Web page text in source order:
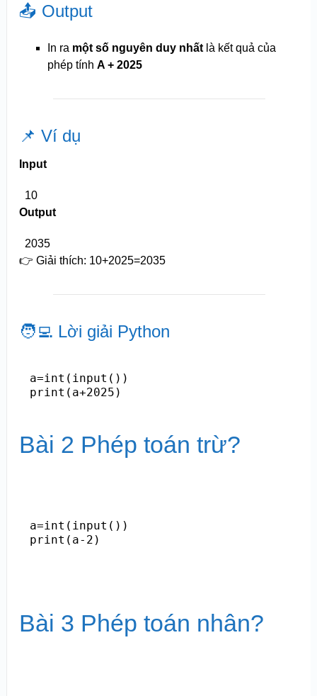
📤 Output
In ra một số nguyên duy nhấtlà kết quả của
phép tính A + 2025
📌 Ví dụ
Input
10
Output
2035
👉 Giải thích: 10+2025=2035
🧑‍💻 Lời giải Python
a=int(input())
print(a+2025)
Bài 2 Phép toán trừ?
a=int(input())
print(a-2)
Bài 3 Phép toán nhân?